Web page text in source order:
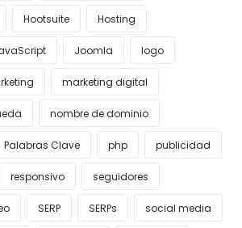
Hootsuite Hosting
Joomla logo
marketing digital
nombre de dominio
Palabras Clave php publicidad
responsivo seguidores
SERP SERPs social media